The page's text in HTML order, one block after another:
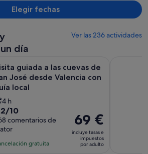
Elegir fechas
día
Ver las 236 actividades
guiada a las cuevas de
José desde Valencia con
local
La
duración
de
la
actividad
4 h
10
comentarios de
gratuita
El
precio
es
de
69 €
incluye tasas e
impuestos
por adulto